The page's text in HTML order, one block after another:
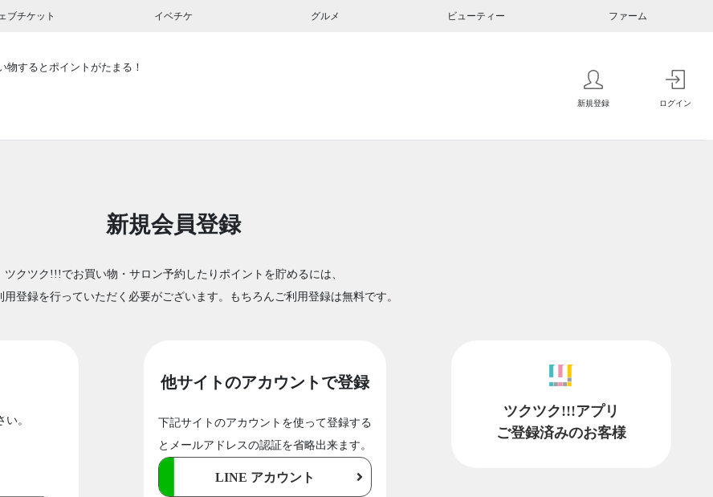
ブチケット イベチケ グルメ ビューティー ファーム
物するとポイントがたまる！
新規登録 ログイン
新規会員登録
ツクツク!!!でお買い物・サロン予約したりポイントを貯めるには、
用登録を行っていただく必要がございます。もちろんご利用登録は無料です。
。
他サイトのアカウントで登録
下記サイトのアカウントを使って登録する
とメールアドレスの認証を省略出来ます。
LINE アカウント
ツクツク!!!アプリ
ご登録済みのお客様